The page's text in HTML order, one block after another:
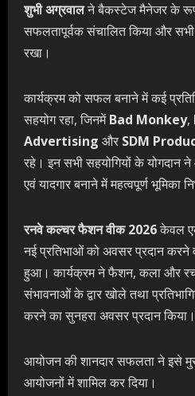
शुभी अग्रवालने बैकस्टेज मैनेजर के
सफलतापूर्वक संचालित किया और
रखा।
कार्यक्रम को सफल बनाने में कई
सहयोग रहा, जिनमेंBad Monkey,
Advertising और SDM
रहे। इन सभी सहयोगियों के
एवं यादगार बनाने में महत्वपूर्ण भूमिका
रनवे कल्चर फैशन वीक 2026केवल
नई प्रतिभाओं को अवसर प्रदान करने
हुआ। कार्यक्रम ने फैशन, कला और
संभावनाओं के द्वार खोले तथा
करने का सुनहरा अवसर प्रदान किया।
आयोजन की शानदार सफलता ने इसे
आयोजनों में शामिल कर दिया।